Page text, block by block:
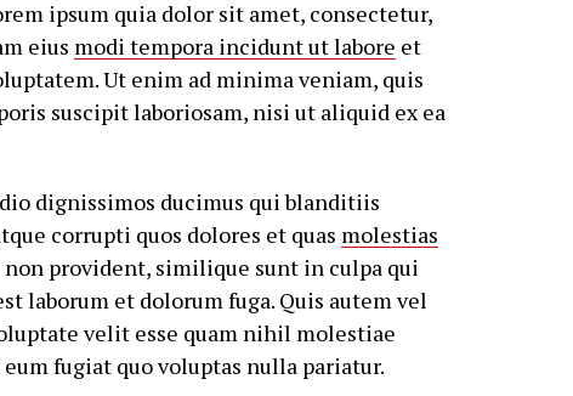
ipsum quia dolor sit amet, consectetur,
eius modi tempora incidunt ut labore et
Ut enim ad minima veniam, quis
suscipit laboriosam, nisi ut aliquid ex ea
dignissimos ducimus qui blanditiis
corrupti quos dolores et quas molestias
provident, similique sunt in culpa qui
laborum et dolorum fuga. Quis autem vel
velit esse quam nihil molestiae
fugiat quo voluptas nulla pariatur.